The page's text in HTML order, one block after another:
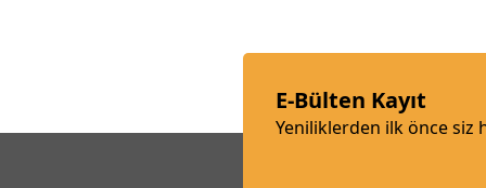
E-Bülten Kayıt
Yeniliklerden ilk önce siz